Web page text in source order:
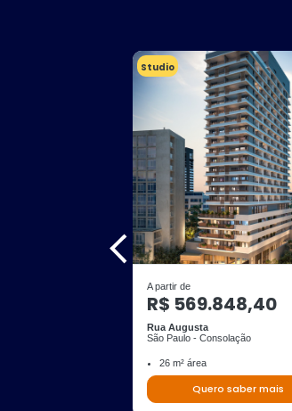
Studio
A partir de
R$ 569.848,40
Rua Augusta
São Paulo - Consolação
26 m² área
Quero saber mais